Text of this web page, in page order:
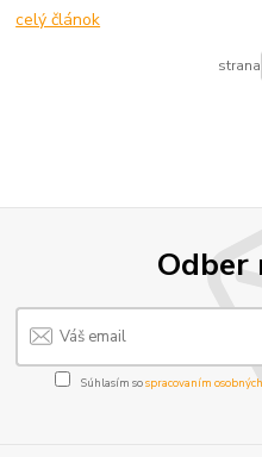
celý článok
strana
Odber
Súhlasím sospracovaním